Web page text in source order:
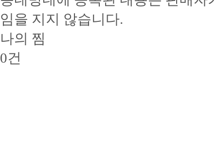
임을 지지 않습니다.
나의 찜
0건